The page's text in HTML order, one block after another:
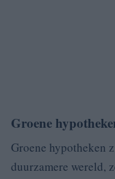
Groene
Groene hypotheken
duurzamere wereld,